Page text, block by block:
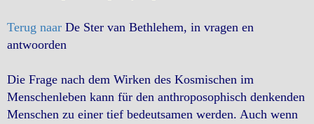
Terug naar De Ster van Bethlehem, in vragen en
antwoorden
Die Frage nach dem Wirken des Kosmischen im
Menschenleben kann für den anthroposophisch denkenden
Menschen zu einer tief bedeutsamen werden. Auch wenn